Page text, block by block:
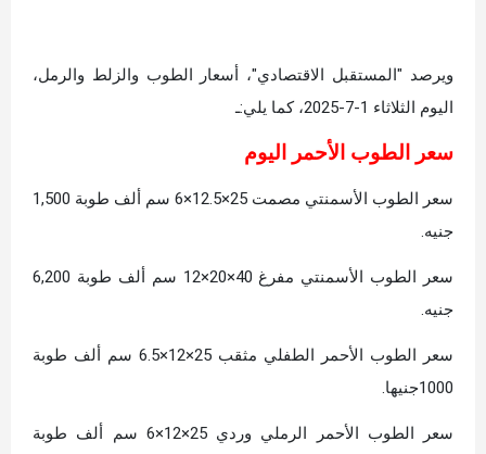
ويرصد "المستقبل الاقتصادي"، أسعار الطوب والزلط والرمل،
اليوم الثلاثاء 1-7-2025، كما يلي:ـ
سعر الطوب الأحمر اليوم
سعر الطوب الأسمنتي مصمت 25×12.5×6 سم ألف طوبة 1,500
جنيه.
سعر الطوب الأسمنتي مفرغ 40×20×12 سم ألف طوبة 6,200
جنيه.
سعر الطوب الأحمر الطفلي مثقب 25×12×6.5 سم ألف طوبة
1000جنيها.
سعر الطوب الأحمر الرملي وردي 25×12×6 سم ألف طوبة